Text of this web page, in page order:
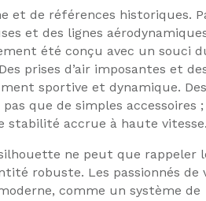
et de références historiques.
et des lignes
été conçu avec un souci
prises d’air imposantes et
sportive et dynamique. Des
que de simples accessoires ;
stabilité accrue à haute vitesse.
ne peut que rappeler
robuste. Les passionnés de
comme un système de